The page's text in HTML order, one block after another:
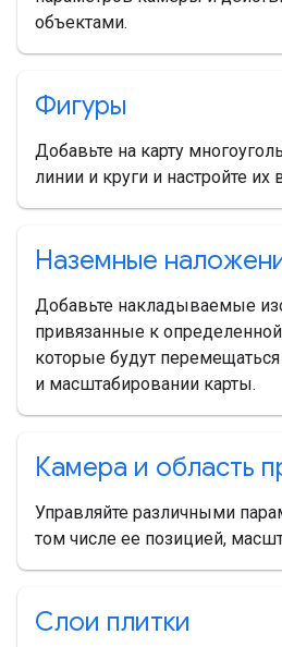
объектами.
Фигуры
Добавьте на карту
линии и круги и настройте
Наземные
Добавьте накладываемые
привязанные к
которые будут
и масштабировании карты.
Камера и область
Управляйте различными
том числе ее позицией,
Слои плитки